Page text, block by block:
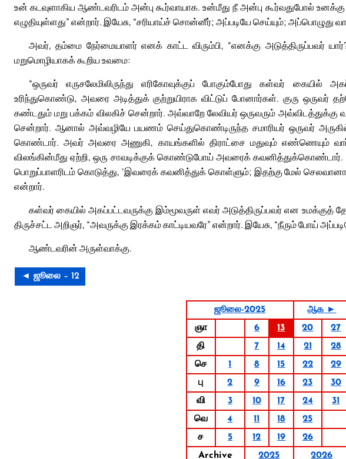
உன் கடவுளாகிய ஆண்டவரிடம் அன்பு கூர்வாயாக. உன்மீது நீ அன்பு கூர்வதுபோல் உனக்கு
எழுதியுள்ளது” என்றார். இயேசு, “சரியாய்ச் சொன்னீர்; அப்படியே செய்யும்; அப்பொழுது
அவர், தம்மை நேர்மையாளர் எனக் காட்ட விரும்பி, “எனக்கு அடுத்திருப்பவர்
மறுமொழியாகக் கூறிய உவமை:
“ஒருவர் எருசலேமிலிருந்து எரிகோவுக்குப் போகும்போது கள்வர்
உரிந்துகொண்டு, அவரை அடித்துக் குற்றுயிராக விட்டுப் போனார்கள். குரு
கண்டதும் மறு பக்கம் விலகிச் சென்றார். அவ்வாறே லேவியர் ஒருவரும்
சென்றார். ஆனால் அவ்வழியே பயணம் செய்துகொண்டிருந்த சமாரியர் ஒருவர்
கொண்டார். அவர் அவரை அணுகி, காயங்களில் திராட்சை மதுவும் எண்ணெயும்
விலங்கின்மீது ஏற்றி, ஒரு சாவடிக்குக் கொண்டுபோய் அவரைக் கவனித்துக்கொண்டார்.
பொறுப்பாளரிடம் கொடுத்து, ‘இவரைக் கவனித்துக் கொள்ளும்; இதற்கு மேல் செலவானால்
என்றார்.
கள்வர் கையில் அகப்பட்டவருக்கு இம்மூவருள் எவர் அடுத்திருப்பவர் என உமக்குத்
திருச்சட்ட அறிஞர், “அவருக்கு இரக்கம் காட்டியவரே” என்றார். இயேசு, “நீரும் போய்
ஆண்டவரின் அருள்வாக்கு.
◄ ஜூலை – 12
ஜூலை-2025
ஆக ►
ஞா
6 13 20
27
தி
7 14 21
28
செ
1 8 15 22
29
பு
2 9 16 23
30
வி
3 10 17 24
31
வெ
4 11 18
25
ச
5 12 19
26
Archive
2025 2026